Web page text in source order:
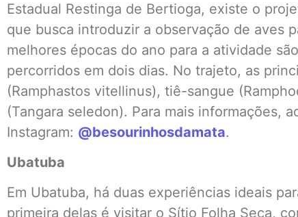
Estadual Restinga de Bertioga, existe o
que busca introduzir a observação de aves
melhores épocas do ano para a atividade
percorridos em dois dias. No trajeto, as
(Ramphastos vitellinus), tiê-sangue
(Tangara seledon). Para mais informações,
Instagram: @besourinhosdamata.
Ubatuba
Em Ubatuba, há duas experiências ideais
primeira delas é visitar o Sítio Folha Seca,